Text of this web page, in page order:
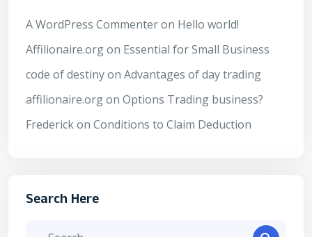
A WordPress Commenteron Hello world!
Affilionaire.orgon Essential for Small Business
code of destinyon Advantages of day trading
affilionaire.orgon Options Trading business?
Frederickon Conditions to Claim Deduction
Search Here